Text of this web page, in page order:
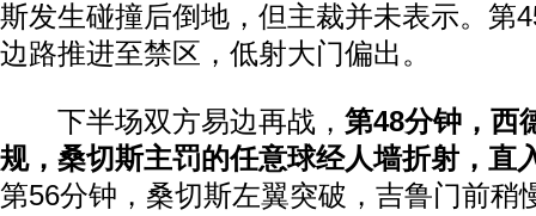
斯发生碰撞后倒地，但主裁并未表示。第
边路推进至禁区，低射大门偏出。
下半场双方易边再战， 第48分钟，西
规，桑切斯主罚的任意球经人墙折射，直
第56分钟，桑切斯左翼突破，吉鲁门前稍